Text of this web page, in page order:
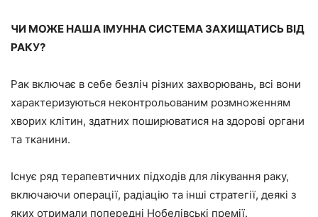
ЧИ МОЖЕ НАША ІМУННА СИСТЕМА ЗАХИЩАТИСЬ ВІД
РАКУ?
Рак включає в себе безліч різних захворювань, всі вони
характеризуються неконтрольованим розмноженням
хворих клітин, здатних поширюватися на здорові органи
та тканини.
Існує ряд терапевтичних підходів для лікування раку,
включаючи операції, радіацію та інші стратегії, деякі з
яких отримали попередні Нобелівські премії.